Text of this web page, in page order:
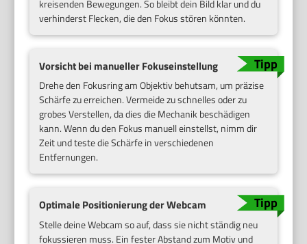
kreisenden Bewegungen. So bleibt dein Bild klar und du
verhinderst Flecken, die den Fokus stören könnten.
Vorsicht bei manueller Fokuseinstellung
Drehe den Fokusring am Objektiv behutsam, um präzise
Schärfe zu erreichen. Vermeide zu schnelles oder zu
grobes Verstellen, da dies die Mechanik beschädigen
kann. Wenn du den Fokus manuell einstellst, nimm dir
Zeit und teste die Schärfe in verschiedenen
Entfernungen.
Optimale Positionierung der Webcam
Stelle deine Webcam so auf, dass sie nicht ständig neu
fokussieren muss. Ein fester Abstand zum Motiv und